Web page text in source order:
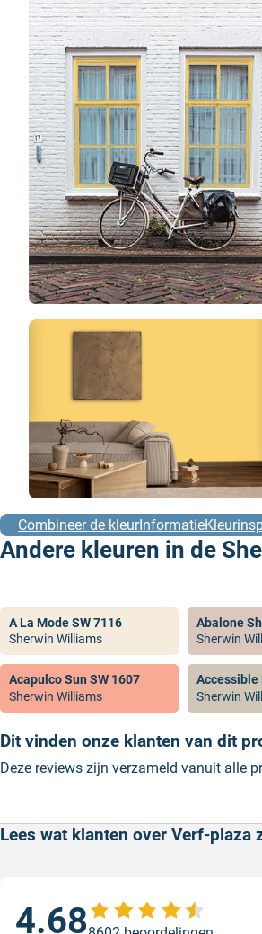
Combineer de kleurInformatie
Andere kleuren in de
A La Mode SW 7116
Sherwin Williams
Abalone
Sherwin
Acapulco Sun SW 1607
Sherwin Williams
Accessible
Sherwin
Dit vinden onze klanten van dit
Deze reviews zijn verzameld vanuit alle
Lees wat klanten over Verf-plaza
4.68